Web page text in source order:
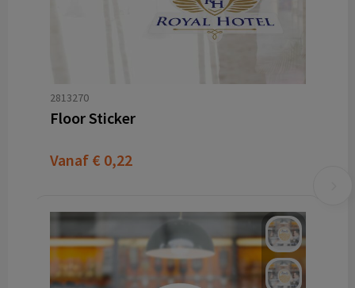
2813270
Floor Sticker
Vanaf € 0,22